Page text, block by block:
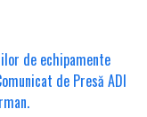
de echipamente
de Presă ADI